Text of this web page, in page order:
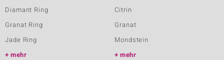
Diamant Ring
Granat Ring
Jade Ring
mehr
Citrin
Granat
Mondstein
mehr